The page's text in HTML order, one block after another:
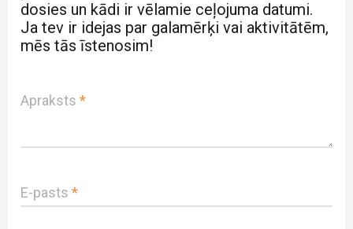
dosies un kādi ir vēlamie ceļojuma datumi.
Ja tev ir idejas par galamērķi vai aktivitātēm,
mēs tās īstenosim!
Apraksts *
E-pasts *